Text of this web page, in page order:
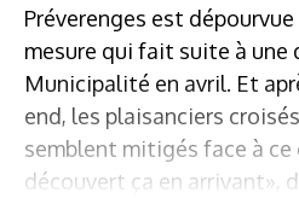
Préverenges est
mesure qui fait suite à une
Municipalité en avril. Et
end, les plaisanciers
semblent mitigés face à ce
découvert ça en arrivant»,